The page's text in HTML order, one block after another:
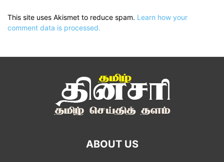
This site uses Akismet to reduce spam. Learn how your
comment data is processed.
ABOUT US